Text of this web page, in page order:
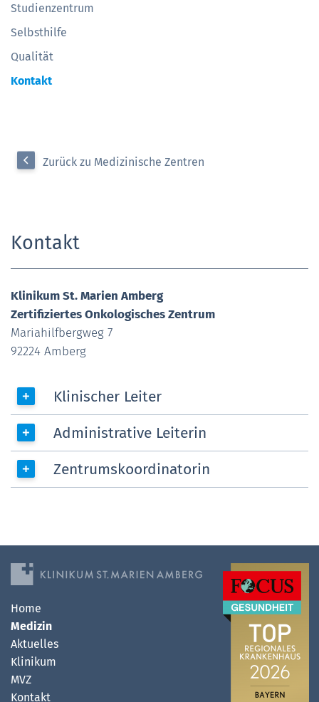
Studienzentrum
Selbsthilfe
Qualität
Kontakt
Zurück zu Medizinische Zentren
Kontakt
Klinikum St. Marien Amberg
Zertifiziertes Onkologisches Zentrum
Mariahilfbergweg 7
92224 Amberg
Klinischer Leiter
Administrative Leiterin
Zentrumskoordinatorin
Home
Medizin
Aktuelles
Klinikum
MVZ
Kontakt